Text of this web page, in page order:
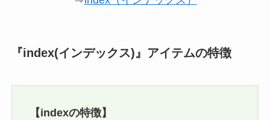
『index(インデックス)』アイテムの特徴
【indexの特徴】